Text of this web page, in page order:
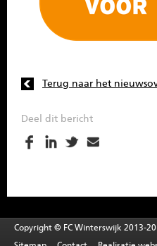
Terug naar het
Deel dit bericht
Copyright © FC Winterswijk 2013-